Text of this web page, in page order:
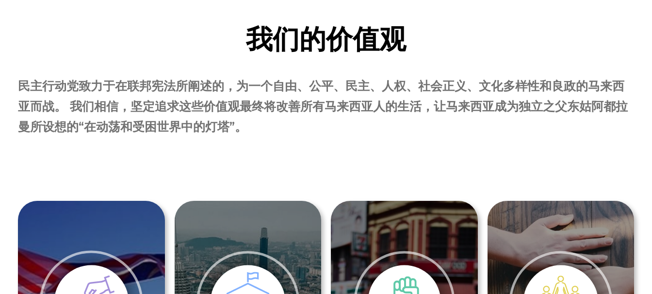
我们的价值观
民主行动党致力于在联邦宪法所阐述的，为一个自由、公平、民主、人权、社会正义、文化多样性和良政的马来西
亚而战。 我们相信，坚定追求这些价值观最终将改善所有马来西亚人的生活，让马来西亚成为独立之父东姑阿都拉
曼所设想的“在动荡和受困世界中的灯塔”。